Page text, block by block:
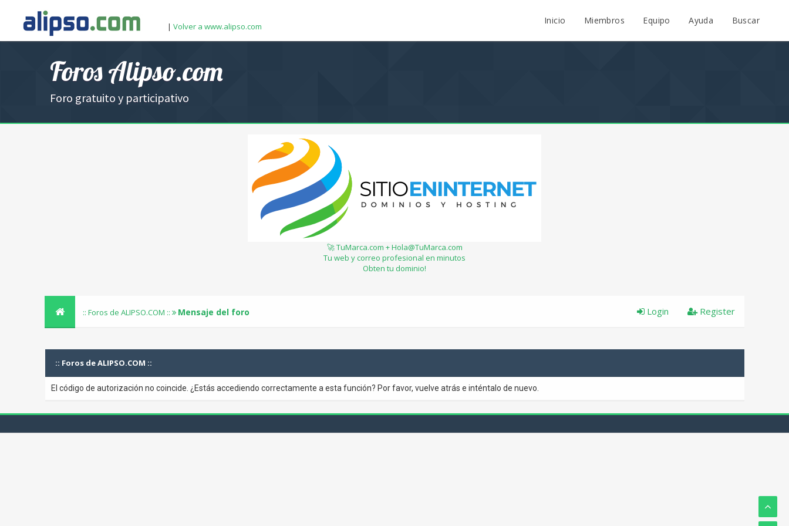
| Volver a www.alipso.com
Inicio Miembros Equipo Ayuda Buscar
Foros Alipso.com
Foro gratuito y participativo
🚀 TuMarca.com + Hola@TuMarca.com
Tu web y correo profesional en minutos
Obten tu dominio!
:: Foros de ALIPSO.COM :: Mensaje del foro Register
Login
:: Foros de ALIPSO.COM ::
El código de autorización no coincide. ¿Estás accediendo correctamente a esta función? Por favor, vuelve atrás e inténtalo de nuevo.